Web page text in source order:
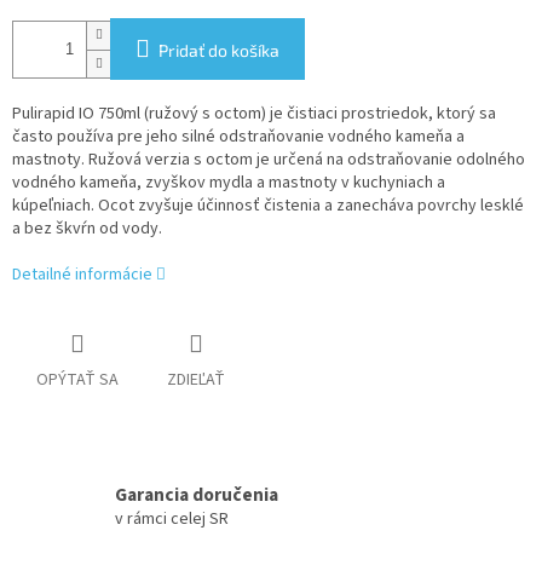
Pridať do košíka
Pulirapid IO 750ml (ružový s octom) je čistiaci prostriedok, ktorý sa
často používa pre jeho silné odstraňovanie vodného kameňa a
mastnoty. Ružová verzia s octom je určená na odstraňovanie odolného
vodného kameňa, zvyškov mydla a mastnoty v kuchyniach a
kúpeľniach. Ocot zvyšuje účinnosť čistenia a zanecháva povrchy lesklé
a bez škvŕn od vody.
Detailné informácie
OPÝTAŤ SA ZDIEĽAŤ
Garancia doručenia
v rámci celej SR